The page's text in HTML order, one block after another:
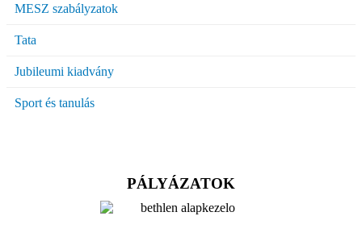
MESZ szabályzatok
Tata
Jubileumi kiadvány
Sport és tanulás
PÁLYÁZATOK